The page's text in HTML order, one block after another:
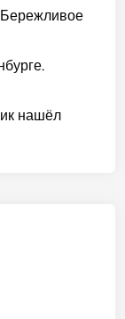
нашёл